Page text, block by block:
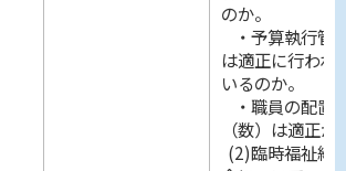
のか。
・予算執行管
は適正に行われ
いるのか。
・職員の配置
（数）は適正か
(2)臨時福祉給